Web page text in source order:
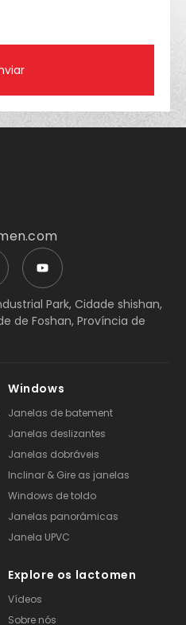
Park, Cidade shishan,
de Foshan, Província de
Windows
Janelas de batement
Janelas deslizantes
Janelas dobráveis
Inclinar & Gire as janelas
Windows de toldo
Janelas panorâmicas
Janela UPVC
Explore os lactomen
Vídeos
Sobre nós